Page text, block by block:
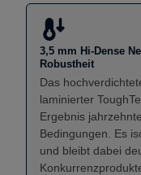
3,5 mm Hi-Dense
Robustheit
Das
laminierter
Ergebnis
Bedingungen. Es
und bleibt dabei